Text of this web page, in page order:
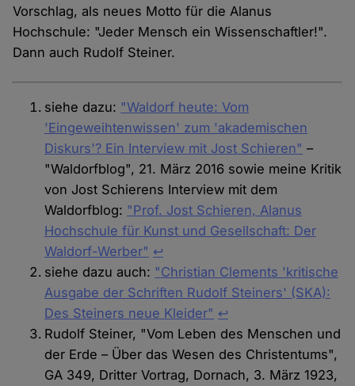
Vorschlag, als neues Motto für die Alanus
Hochschule: "Jeder Mensch ein Wissenschaftler!".
Dann auch Rudolf Steiner.
siehe dazu: "Waldorf heute: Vom
'Eingeweihtenwissen' zum 'akademischen
Diskurs'? Ein Interview mit Jost Schieren" –
"Waldorfblog", 21. März 2016 sowie meine Kritik
von Jost Schierens Interview mit dem
Waldorfblog: "Prof. Jost Schieren, Alanus
Hochschule für Kunst und Gesellschaft: Der
Waldorf-Werber" ↩︎
siehe dazu auch: "Christian Clements 'kritische
Ausgabe der Schriften Rudolf Steiners' (SKA):
Des Steiners neue Kleider" ↩︎
Rudolf Steiner, "Vom Leben des Menschen und
der Erde – Über das Wesen des Christentums",
GA 349, Dritter Vortrag, Dornach, 3. März 1923,